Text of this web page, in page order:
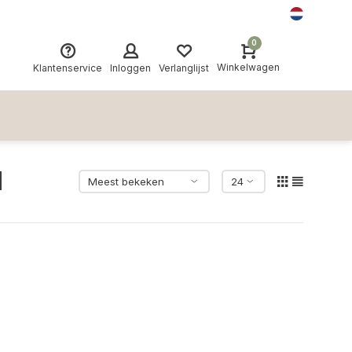
Klantenservice Inloggen Verlanglijst
0
Winkelwagen